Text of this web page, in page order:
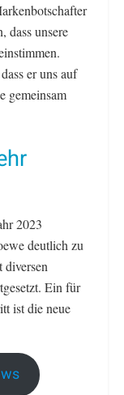
dass unsere
er uns auf
gemeinsam
2023
deutlich zu
Ein für
ist die neue